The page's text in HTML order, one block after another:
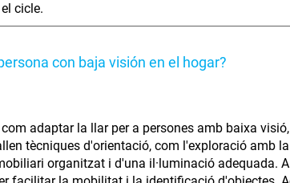
cicle.
con baja visión en el hogar?
com adaptar la llar per a persones amb baixa
tècniques d'orientació, com l'exploració amb
organitzat i d'una il·luminació adequada.